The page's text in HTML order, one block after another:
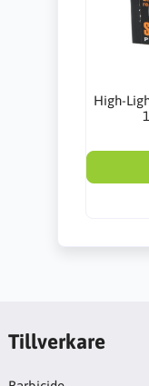
High-
Tillverkare